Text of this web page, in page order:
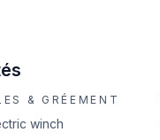
& GRÉEMENT
winch